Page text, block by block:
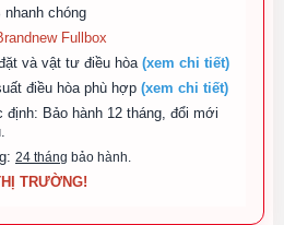
nhanh chóng
Fullbox
và vật tư điều hòa (xem chi tiết)
điều hòa phù hợp (xem chi tiết)
định: Bảo hành 12 tháng, đổi mới
24 tháng bảo hành.
TRƯỜNG!